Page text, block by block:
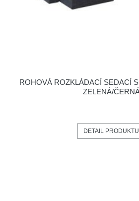
ROHOVÁ ROZKLÁDACÍ SEDACÍ
ZELENÁ/
DETAIL PRODUKTU